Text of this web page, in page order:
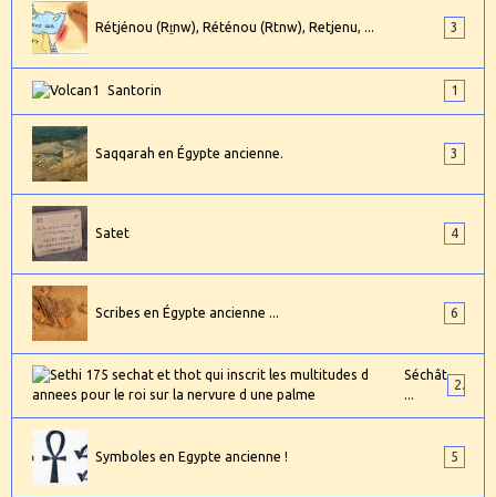
Rétjénou (Rṯnw), Réténou (Rtnw), Retjenu, ... 3
Santorin 1
Saqqarah en Égypte ancienne. 3
Satet 4
Scribes en Égypte ancienne ... 6
Séchât
...
2
Symboles en Egypte ancienne ! 5